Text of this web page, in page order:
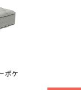
ポケ